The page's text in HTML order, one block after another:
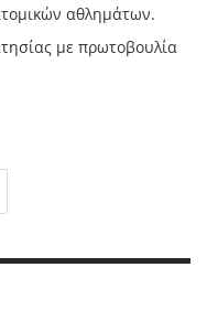
αθλημάτων.
με πρωτοβουλία